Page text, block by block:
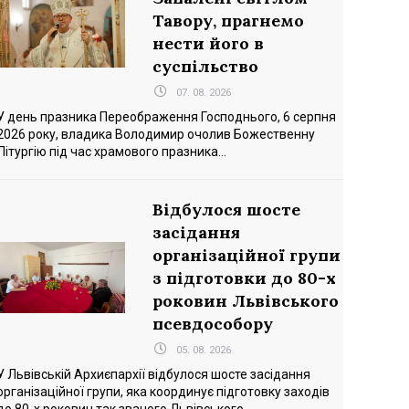
Тавору, прагнемо
нести його в
суспільство
07. 08. 2026
день празника Переображення Господнього, 6 серпня
року, владика Володимир очолив Божественну
під час храмового празника...
Відбулося шосте
засідання
організаційної групи
з підготовки до 80-х
роковин Львівського
псевдособору
05. 08. 2026
Львівській Архиєпархії відбулося шосте засідання
групи, яка координує підготовку заходів